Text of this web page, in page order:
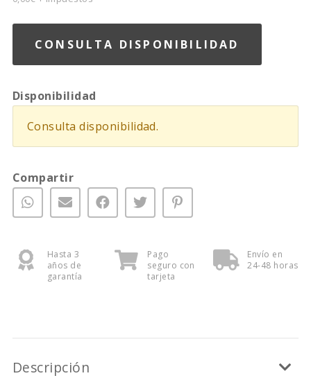
CONSULTA DISPONIBILIDAD
Disponibilidad
Consulta disponibilidad.
Compartir
Hasta 3
años de
garantía
Pago
seguro con
tarjeta
Envío en
24-48 horas
Descripción